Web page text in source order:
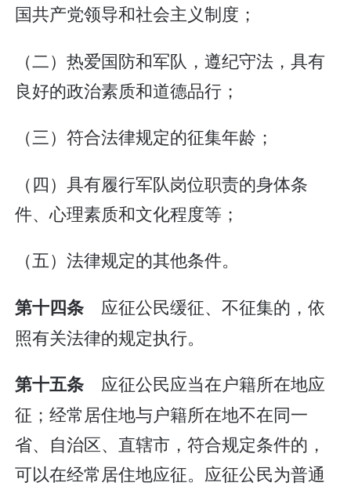
国共产党领导和社会主义制度；
（二）热爱国防和军队，遵纪守法，具有
良好的政治素质和道德品行；
（三）符合法律规定的征集年龄；
（四）具有履行军队岗位职责的身体条
件、心理素质和文化程度等；
（五）法律规定的其他条件。
第十四条 应征公民缓征、不征集的，依
照有关法律的规定执行。
第十五条 应征公民应当在户籍所在地应
征；经常居住地与户籍所在地不在同一
省、自治区、直辖市，符合规定条件的，
可以在经常居住地应征。应征公民为普通